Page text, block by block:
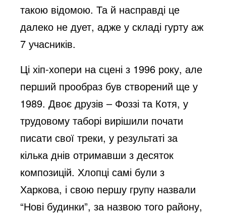
такою відомою. Та й насправді це
далеко не дует, адже у складі гурту аж
7 учасників.
Ці хіп-хопери на сцені з 1996 року, але
перший прообраз був створений ще у
1989. Двоє друзів – Фоззі та Котя, у
трудовому таборі вирішили почати
писати свої треки, у результаті за
кілька днів отримавши з десяток
композицій. Хлопці самі були з
Харкова, і свою першу групу назвали
“Нові будинки”, за назвою того району,